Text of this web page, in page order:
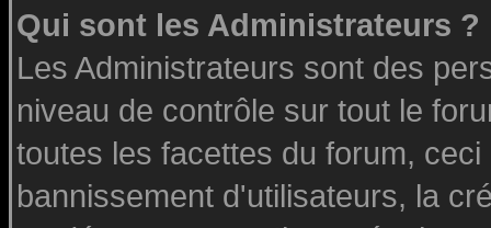
Qui sont les Administrateurs ?
Les Administrateurs sont des
niveau de contrôle sur tout le
toutes les facettes du forum,
bannissement d'utilisateurs, la